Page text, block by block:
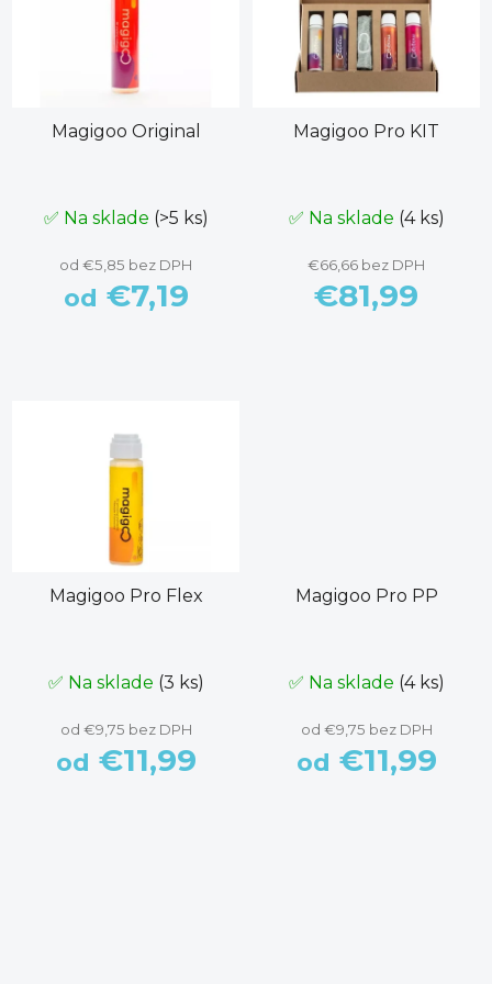
Magigoo Original
✅ Na sklade (>5 ks)
od €5,85 bez DPH
od €7,19
Magigoo Pro KIT
✅ Na sklade (4 ks)
€66,66 bez DPH
€81,99
Magigoo Pro Flex
✅ Na sklade (3 ks)
od €9,75 bez DPH
od €11,99
Magigoo Pro PP
✅ Na sklade (4 ks)
od €9,75 bez DPH
od €11,99